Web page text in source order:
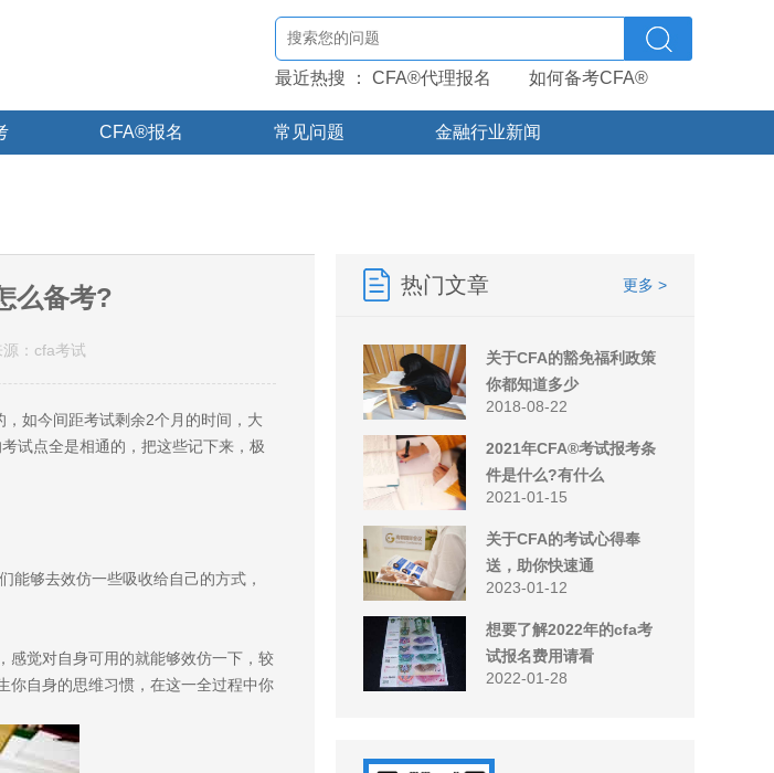
最近热搜 ： CFA®代理报名 如何备考CFA®
CFA®报名 常见问题 金融行业新闻
么备考?
源：cfa考试
如今间距考试剩余2个月的时间，大
试点全是相通的，把这些记下来，极
够去效仿一些吸收给自己的方式，
感觉对自身可用的就能够效仿一下，较
你自身的思维习惯，在这一全过程中你
更多 >
热门文章
关于CFA的豁免福利政策
你都知道多少
2018-08-22
2021年CFA®考试报考条
件是什么?有什么
2021-01-15
关于CFA的考试心得奉
送，助你快速通
2023-01-12
想要了解2022年的cfa考
试报名费用请看
2022-01-28